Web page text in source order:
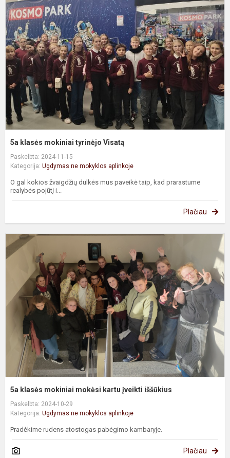
5a klasės mokiniai tyrinėjo Visatą
Paskelbta: 2024-11-15
Kategorija: Ugdymas ne mokyklos aplinkoje
O gal kokios žvaigdžių dulkės mus paveikė taip, kad prarastume
realybės pojūtį i...
Plačiau
5a klasės mokiniai mokėsi kartu įveikti iššūkius
Paskelbta: 2024-10-29
Kategorija: Ugdymas ne mokyklos aplinkoje
Pradėkime rudens atostogas pabėgimo kambaryje.
Plačiau